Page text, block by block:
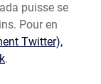
puisse se
Pour en
Twitter),
.